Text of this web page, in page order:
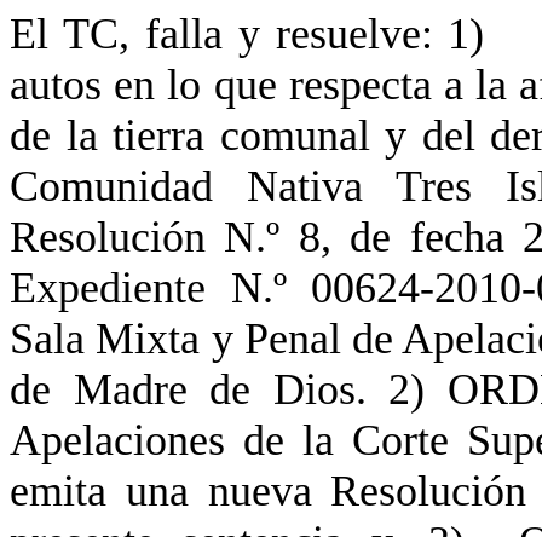
El TC, falla y resuelve: 1)
autos en lo que respecta a la
de la tierra comunal y del
Comunidad Nativa Tres
Resolución N.º 8, de fecha
Expediente N.º 00624-
Sala Mixta y Penal de
de Madre de Dios. 2)
Apelaciones de la Corte
emita una nueva